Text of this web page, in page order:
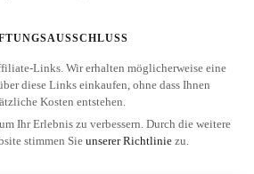
Links. Wir erhalten möglicherweise eine
diese Links einkaufen, ohne dass Ihnen
Kosten entstehen.
Ihr Erlebnis zu verbessern. Durch die weitere
stimmen Sie unserer Richtliniezu.